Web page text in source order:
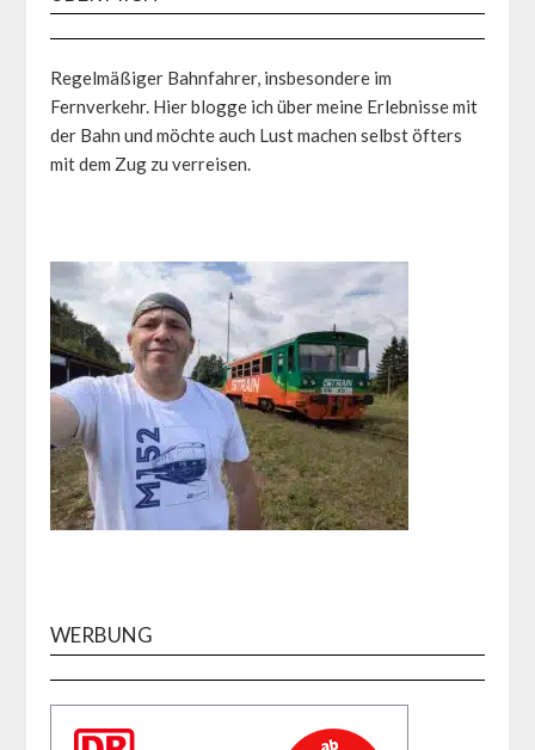
Regelmäßiger Bahnfahrer, insbesondere im
Fernverkehr. Hier blogge ich über meine Erlebnisse mit
der Bahn und möchte auch Lust machen selbst öfters
mit dem Zug zu verreisen.
WERBUNG